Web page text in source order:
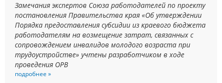
Замечания экспертов Союза работодателей по проекту
постановления Правительства края «Об утверждении
Порядка предоставления субсидии из краевого бюджета
работодателям на возмещение затрат, связанных с
сопровождением инвалидов молодого возраста при
трудоустройстве» учтены разработчиком в ходе
проведения ОРВ
подробнее »